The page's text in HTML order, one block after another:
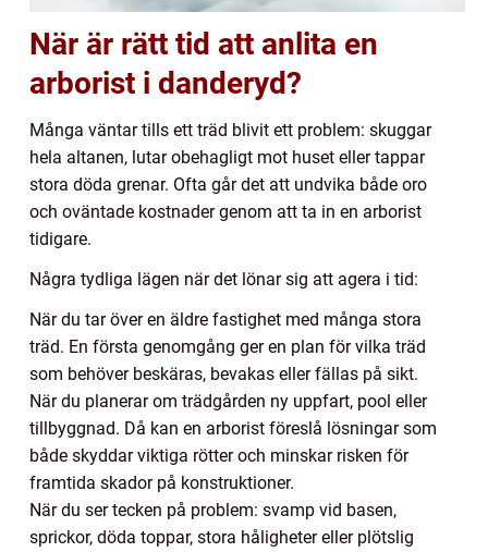
När är rätt tid att anlita en
arborist i danderyd?
Många väntar tills ett träd blivit ett problem: skuggar
hela altanen, lutar obehagligt mot huset eller tappar
stora döda grenar. Ofta går det att undvika både oro
och oväntade kostnader genom att ta in en arborist
tidigare.
Några tydliga lägen när det lönar sig att agera i tid:
När du tar över en äldre fastighet med många stora
träd. En första genomgång ger en plan för vilka träd
som behöver beskäras, bevakas eller fällas på sikt.
När du planerar om trädgården ny uppfart, pool eller
tillbyggnad. Då kan en arborist föreslå lösningar som
både skyddar viktiga rötter och minskar risken för
framtida skador på konstruktioner.
När du ser tecken på problem: svamp vid basen,
sprickor, döda toppar, stora håligheter eller plötslig